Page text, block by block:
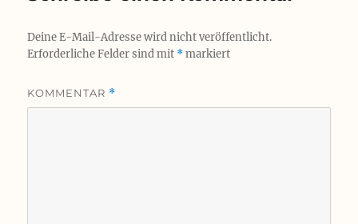
Deine E-Mail-Adresse wird nicht veröffentlicht.
Erforderliche Felder sind mit *markiert
KOMMENTAR *